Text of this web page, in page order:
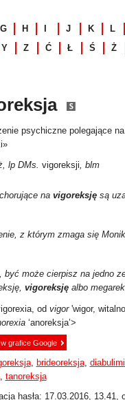
G H J K L
Y Z Ć Ł Ś Ż
psychiczne polegające
lp DMs. vigoreksji, blm
na vigoreksjęsą
z którym zmaga się
być może cierpisz na jedno
vigoreksjęalbo
od vigor'wigor,
‘anoreksja’>
grafice Google
, brideoreksja,
, tanoreksja
hasła: 17.03.2016,